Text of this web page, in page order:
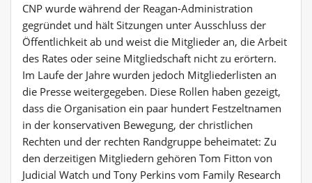
CNP wurde während der Reagan-Administration
gegründet und hält Sitzungen unter Ausschluss der
Öffentlichkeit ab und weist die Mitglieder an, die Arbeit
des Rates oder seine Mitgliedschaft nicht zu erörtern.
Im Laufe der Jahre wurden jedoch Mitgliederlisten an
die Presse weitergegeben. Diese Rollen haben gezeigt,
dass die Organisation ein paar hundert Festzeltnamen
in der konservativen Bewegung, der christlichen
Rechten und der rechten Randgruppe beheimatet: Zu
den derzeitigen Mitgliedern gehören Tom Fitton von
Judicial Watch und Tony Perkins vom Family Research